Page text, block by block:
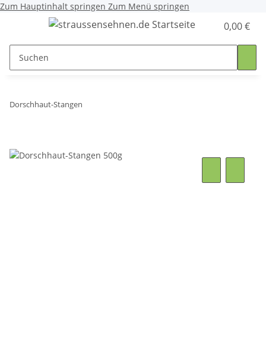
Zum Hauptinhalt springen Zum Menü springen
0,00 €
Dorschhaut-Stangen